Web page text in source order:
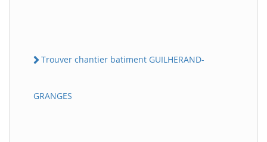
Trouver chantier batiment GUILHERAND-
GRANGES